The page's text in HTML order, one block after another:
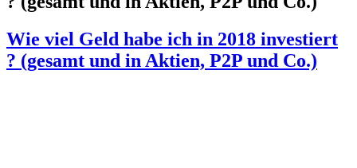
Wie viel Geld habe ich in 2018 investiert
? (gesamt und in Aktien, P2P und Co.)